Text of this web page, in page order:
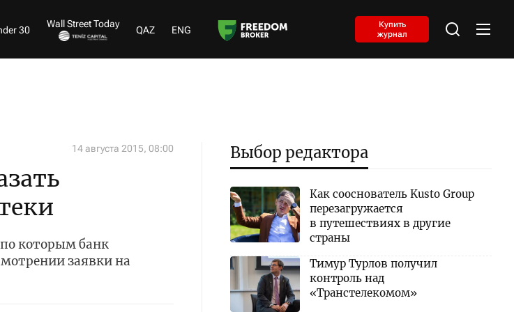
30
Wall Street Today
QAZ ENG
Купить
журнал
14 августа 2015, 08:00
которым банк
заявки на
Выбор редактора
Как сооснователь Kusto Group
перезагружается
в путешествиях в другие
страны
Тимур Турлов получил
контроль над
«Транстелекомом»